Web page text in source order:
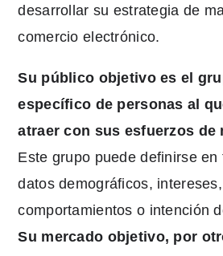
desarrollar su estrategia de
comercio electrónico.
Su público objetivo es el
específico de personas al
atraer con sus esfuerzos de
Este grupo puede definirse en
datos demográficos, intereses,
comportamientos o intención
Su mercado objetivo, por